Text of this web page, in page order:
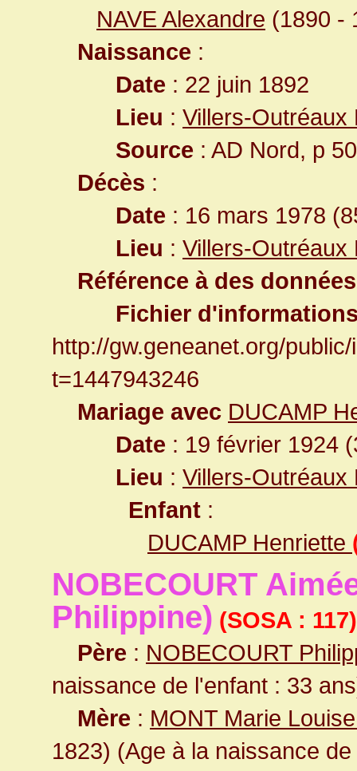
NAVE Alexandre (1890 -
Naissance :
Date : 22 juin 1892
Lieu : Villers-Outréaux
Source : AD Nord, p
Décès :
Date : 16 mars 1978
Lieu : Villers-Outréaux
Référence à des
Fichier
http://gw.geneanet.org/
t=1447943246
Mariage avec DUCAMP
Date : 19 février 1924
Lieu : Villers-Outréaux
Enfant :
DUCAMP Henriette
NOBECOURT
Philippine) (SOSA : 117)
Père : NOBECOURT
naissance de l'enfant : 33
Mère : MONT Marie
1823) (Age à la naissance